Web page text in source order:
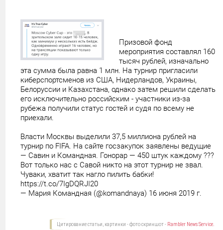
Призовой фонд
мероприятия составлял 160
тысяч рублей, изначально
эта сумма была равна 1 млн. На турнир пригласили
киберспортсменов из США, Нидерландов, Украины,
Белоруссии и Казахстана, однако затем решили сделать
его исключительно российским - участники из-за
рубежа получили статус гостей и судя по всему не
приехали.
Власти Москвы выделили 37,5 миллиона рублей на
турнир по FIFA. На сайте госзакупок заявлены ведущие
— Савин и Командная. Гонорар — 450 штук каждому ???
Вот только нас с Савой никто на этот турнир не звал.
Чуваки, хватит так нагло пилить бабки!
https://t.co/7IgDQRJI20
— Мария Командная (@komandnaya) 16 июня 2019 г.
Цитирование статьи, картинки - фото скриншот - Rambler News Service.